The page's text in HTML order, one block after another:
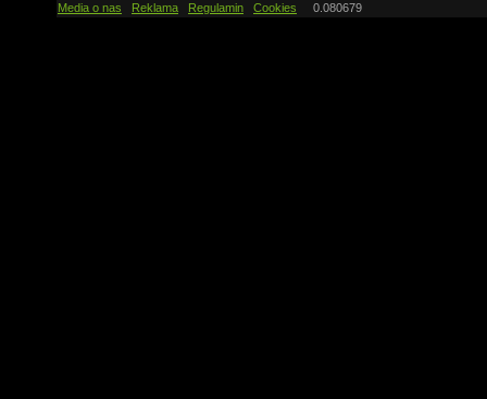
Media o nas Reklama Regulamin Cookies 0.080679